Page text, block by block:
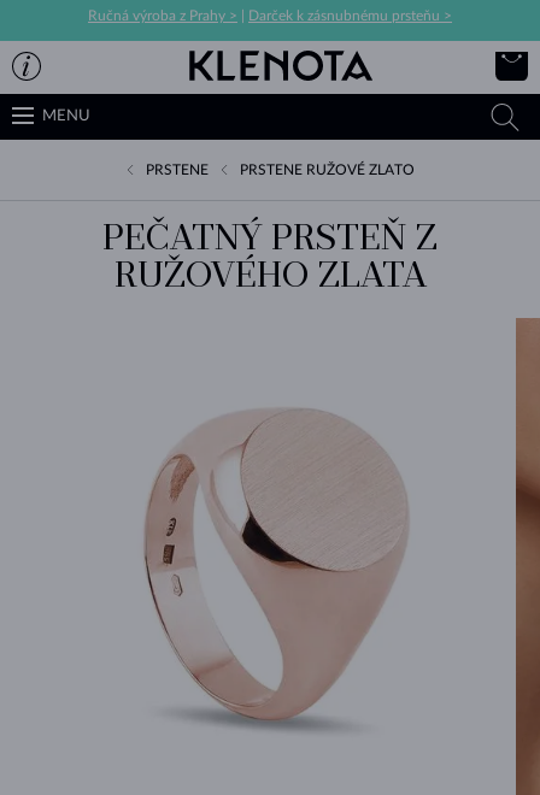
Ručná výroba z Prahy > Darček k zásnubnému prsteňu >
MENU
PRSTENE PRSTENE RUŽOVÉ ZLATO
PEČATNÝ PRSTEŇ Z
RUŽOVÉHO ZLATA